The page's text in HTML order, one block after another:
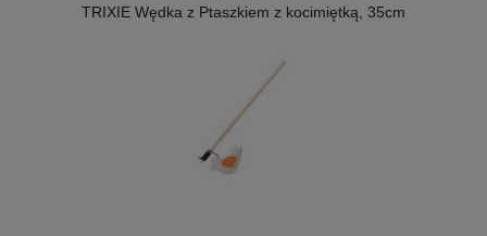
TRIXIE Wędka z Ptaszkiem z kocimiętką, 35cm